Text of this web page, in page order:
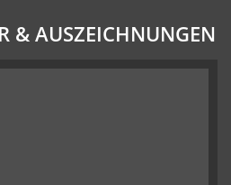
& AUSZEICHNUNGEN